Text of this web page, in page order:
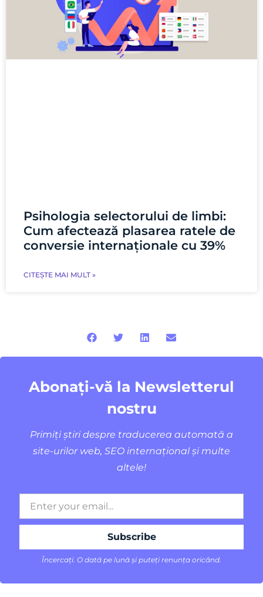
Psihologia selectorului de limbi:
Cum afectează plasarea ratele de
conversie internaționale cu 39%
CITEȘTE MAI MULT »
Abonați-vă la Newsletterul
nostru
Primiți știri despre traducerea automată a
site-urilor web, SEO internațional și multe
altele!
Încercați. O dată pe lună și puteți renunța oricând.